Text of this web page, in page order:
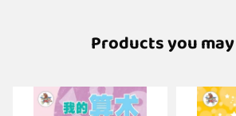
Products you